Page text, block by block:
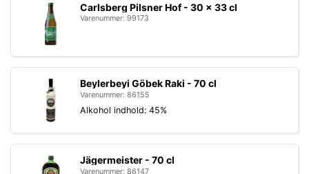
Carlsberg Pilsner Hof - 30 x 33 cl
Varenummer: 99173
Beylerbeyi Göbek Raki - 70 cl
Varenummer: 86155
Alkohol indhold: 45%
Jägermeister - 70 cl
Varenummer: 86147